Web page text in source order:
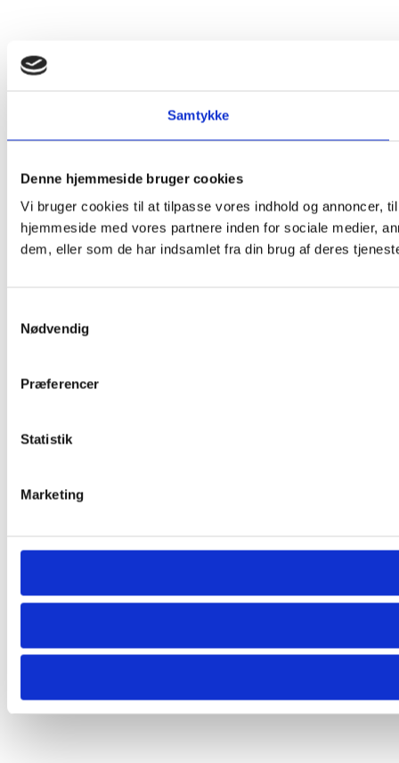
Samtykke
Denne hjemmeside bruger cookies
Vi bruger cookies til at tilpasse vores indhold og annoncer,
hjemmeside med vores partnere inden for sociale medier,
dem, eller som de har indsamlet fra din brug af deres
Nødvendig
Præferencer
Statistik
Marketing